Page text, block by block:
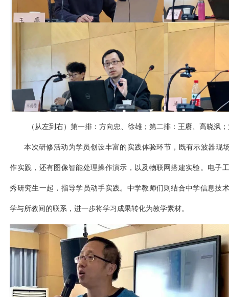
（从左到右）第一排：方向忠、徐雄；第二排：王赓、高晓沨
本次研修活动为学员创设丰富的实践体验环节，既有示波器现
作实践，还有图像智能处理操作演示，以及物联网搭建实验。电子
秀研究生一起，指导学员动手实践。中学教师们则结合中学信息技
学与所教间的联系，进一步将学习成果转化为教学素材。